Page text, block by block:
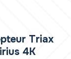
Triax
4K